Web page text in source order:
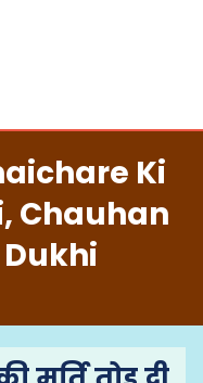
Ki
Chauhan